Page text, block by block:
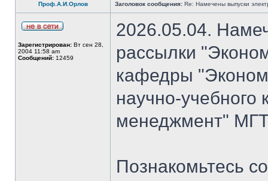
Проф.А.И.Орлов Заголовок сообщения: Re: Намечены выпуски
Зарегистрирован: Вт сен 28,
2004 11:58 am
Сообщений: 12459
2026.05.04.
рассылки
кафедры
научно-
менеджмент"
Познакомьтесь